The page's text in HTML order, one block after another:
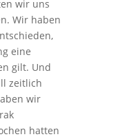
wir uns
Wir haben
eine
gilt. Und
zeitlich
wir
hatten